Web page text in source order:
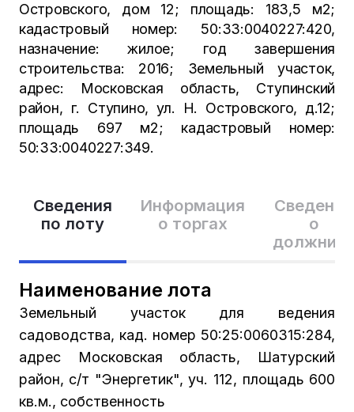
Сведения
по лоту
Информация
о торгах
Сведения
о
Наименование лота
Земельный участок для ведения
садоводства, кад. номер 50:25:0060315:284,
адрес Московская область, Шатурский
район, с/т "Энергетик", уч. 112, площадь 600
кв.м., собственность
Островского, дом 12; площадь: 183,5 м2;
кадастровый номер: 50:33:0040227:420,
назначение: жилое; год завершения
строительства: 2016; Земельный участок,
адрес: Московская область, Ступинский
район, г. Ступино, ул. Н. Островского, д.12;
площадь 697 м2; кадастровый номер:
50:33:0040227:349.